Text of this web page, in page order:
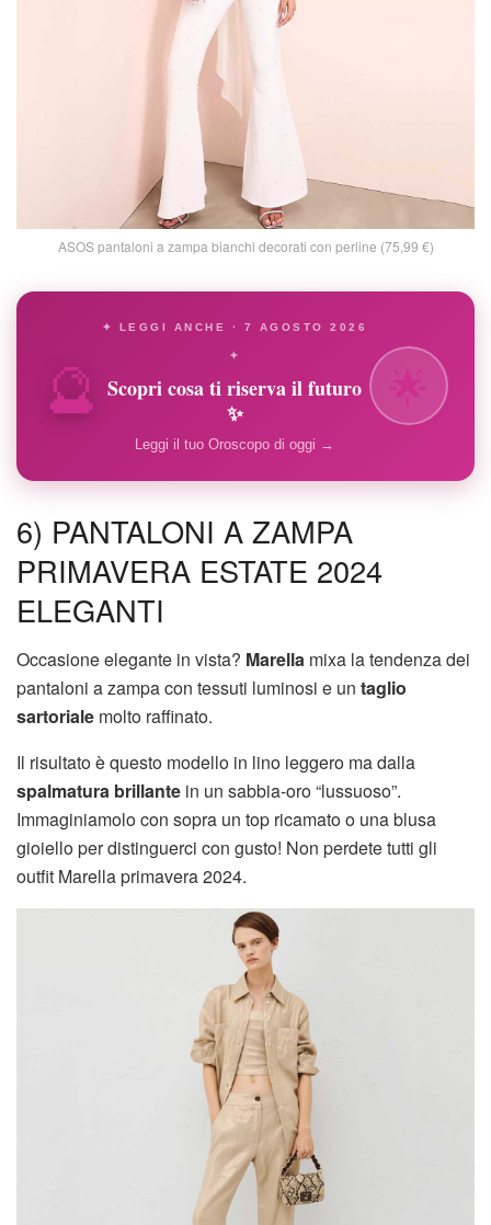
ASOS pantaloni a zampa bianchi decorati con perline (75,99 €)
🔮
✦ LEGGI ANCHE · 7 AGOSTO 2026
✦
Scopri cosa ti riserva il futuro
✨
Leggi il tuo Oroscopo di oggi →
6) PANTALONI A ZAMPA
PRIMAVERA ESTATE 2024
ELEGANTI
Occasione elegante in vista? Marella mixa la tendenza dei
pantaloni a zampa con tessuti luminosi e un taglio
sartoriale molto raffinato.
Il risultato è questo modello in lino leggero ma dalla
spalmatura brillante in un sabbia-oro “lussuoso”.
Immaginiamolo con sopra un top ricamato o una blusa
gioiello per distinguerci con gusto! Non perdete tutti gli
outfit Marella primavera 2024.